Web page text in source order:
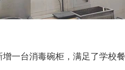
台消毒碗柜，满足了学校餐